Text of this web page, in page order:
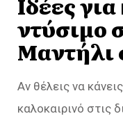
ντύσιμο
Μαντήλι
Αν θέλεις να
καλοκαιρινό στις